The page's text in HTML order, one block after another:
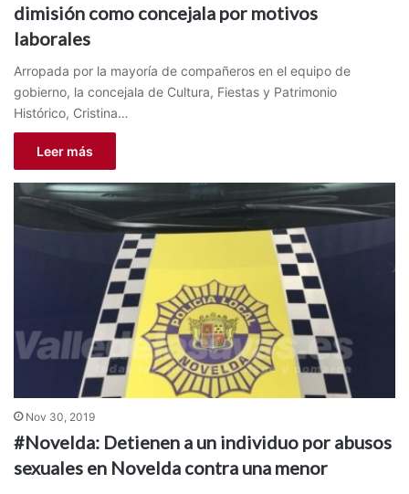
dimisión como concejala por motivos
laborales
Arropada por la mayoría de compañeros en el equipo de
gobierno, la concejala de Cultura, Fiestas y Patrimonio
Histórico, Cristina…
Leer más
Nov 30, 2019
#Novelda: Detienen a un individuo por abusos
sexuales en Novelda contra una menor